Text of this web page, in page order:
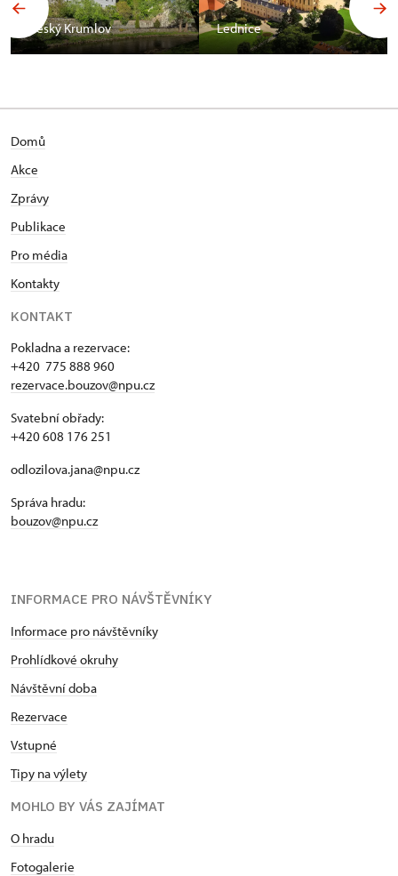
Český Krumlov Lednice
Domů
Akce
Zprávy
Publikace
Pro média
Kontakty
KONTAKT
Pokladna a rezervace:
+420 775 888 960
rezervace.bouzov@npu.cz
Svatební obřady:
+420 608 176 251
odlozilova.jana@npu.cz
Správa hradu:
bouzov@npu.cz
INFORMACE PRO NÁVŠTĚVNÍKY
Informace pro návštěvníky
Prohlídkové okruhy
Návštěvní doba
Rezervace
Vstupné
Tipy na výlety
MOHLO BY VÁS ZAJÍMAT
O hradu
Fotogalerie